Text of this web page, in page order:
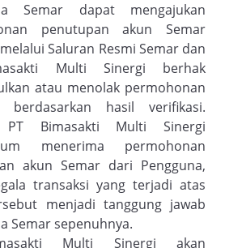
Semar dapat mengajukan
penutupan akun Semar
Saluran Resmi Semar dan
Multi Sinergi berhak
atau menolak permohonan
berdasarkan hasil verifikasi.
PT Bimasakti Multi Sinergi
menerima permohonan
akun Semar dari Pengguna,
transaksi yang terjadi atas
menjadi tanggung jawab
Semar sepenuhnya.
Multi Sinergi akan